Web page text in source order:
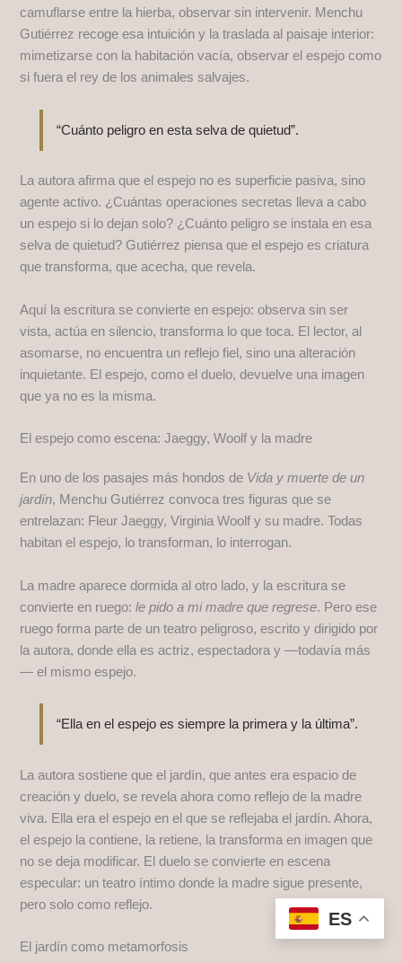
camuflarse entre la hierba, observar sin intervenir. Menchu
Gutiérrez recoge esa intuición y la traslada al paisaje interior:
mimetizarse con la habitación vacía, observar el espejo como
si fuera el rey de los animales salvajes.
“Cuánto peligro en esta selva de quietud”.
La autora afirma que el espejo no es superficie pasiva, sino
agente activo. ¿Cuántas operaciones secretas lleva a cabo
un espejo si lo dejan solo? ¿Cuánto peligro se instala en esa
selva de quietud? Gutiérrez piensa que el espejo es criatura
que transforma, que acecha, que revela.
Aquí la escritura se convierte en espejo: observa sin ser
vista, actúa en silencio, transforma lo que toca. El lector, al
asomarse, no encuentra un reflejo fiel, sino una alteración
inquietante. El espejo, como el duelo, devuelve una imagen
que ya no es la misma.
El espejo como escena: Jaeggy, Woolf y la madre
En uno de los pasajes más hondos de Vida y muerte de un
jardín, Menchu Gutiérrez convoca tres figuras que se
entrelazan: Fleur Jaeggy, Virginia Woolf y su madre. Todas
habitan el espejo, lo transforman, lo interrogan.
La madre aparece dormida al otro lado, y la escritura se
convierte en ruego:le pido a mi madre que regrese. Pero ese
ruego forma parte de un teatro peligroso, escrito y dirigido por
la autora, donde ella es actriz, espectadora y —todavía más
— el mismo espejo.
“Ella en el espejo es siempre la primera y la última”.
La autora sostiene que el jardín, que antes era espacio de
creación y duelo, se revela ahora como reflejo de la madre
viva. Ella era el espejo en el que se reflejaba el jardín. Ahora,
el espejo la contiene, la retiene, la transforma en imagen que
no se deja modificar. El duelo se convierte en escena
especular: un teatro íntimo donde la madre sigue presente,
pero solo como reflejo.
El jardín como metamorfosis
ES